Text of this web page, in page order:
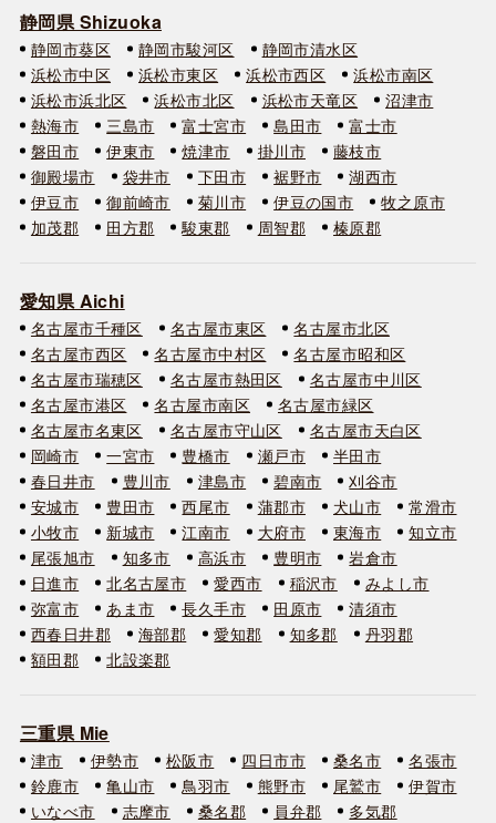
静岡県 Shizuoka
静岡市葵区 静岡市駿河区
静岡市清水区
浜松市中区
浜松市東区 浜松市西区
浜松市南区
浜松市浜北区
浜松市北区 浜松市天竜区
沼津市
熱海市
三島市 富士宮市 島田市
富士市
磐田市
伊東市 焼津市 掛川市
藤枝市
御殿場市
袋井市 下田市 裾野市
湖西市
伊豆市
御前崎市 菊川市 伊豆の国市
牧之原市
加茂郡
田方郡 駿東郡 周智郡 榛原郡
愛知県 Aichi
名古屋市千種区 名古屋市東区
名古屋市北区
名古屋市西区
名古屋市中村区
名古屋市昭和区
名古屋市瑞穂区
名古屋市熱田区
名古屋市中川区
名古屋市港区
名古屋市南区
名古屋市緑区
名古屋市名東区
名古屋市守山区
名古屋市天白区
岡崎市
一宮市 豊橋市 瀬戸市
半田市
春日井市
豊川市 津島市 碧南市
刈谷市
安城市
豊田市 西尾市 蒲郡市 犬山市
常滑市
小牧市
新城市 江南市 大府市 東海市
知立市
尾張旭市
知多市 高浜市 豊明市
岩倉市
日進市
北名古屋市 愛西市 稲沢市
みよし市
弥富市
あま市 長久手市 田原市
清須市
西春日井郡
海部郡 愛知郡 知多郡
丹羽郡
額田郡
北設楽郡
三重県 Mie
津市 伊勢市 松阪市 四日市市 桑名市
名張市
鈴鹿市
亀山市 鳥羽市 熊野市 尾鷲市
伊賀市
いなべ市
志摩市 桑名郡 員弁郡
多気郡